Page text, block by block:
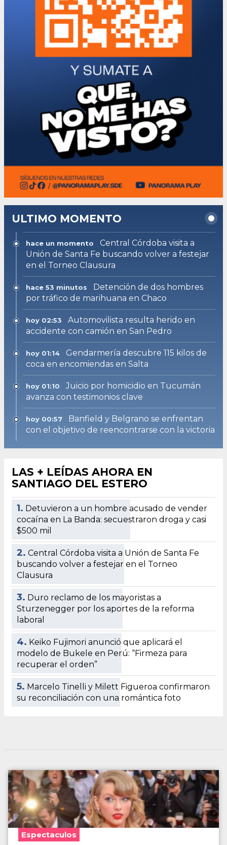
ULTIMO MOMENTO
hace un momento
Central Córdoba visita a
Unión de Santa Fe buscando volver a festejar
en el Torneo Clausura
hace 53 minutos
Detención de dos hombres
por tráfico de marihuana en Chaco
hoy 02:53
Automovilista resulta herido en
accidente con camión en San Pedro
hoy 01:14
Gendarmería descubre 115 kilos de
coca en encomiendas en Salta
hoy 01:10
Juicio por homicidio en Tucumán
avanza con testimonios clave
hoy 00:57
Banfield y Belgrano se enfrentan
con el objetivo de reencontrarse con la victoria
LAS + LEÍDAS AHORA EN
SANTIAGO DEL ESTERO
1. Detuvieron a un hombre acusado de vender
cocaína en La Banda: secuestraron droga y casi
$500 mil
2. Central Córdoba visita a Unión de Santa Fe
buscando volver a festejar en el Torneo
Clausura
3. Duro reclamo de los mayoristas a
Sturzenegger por los aportes de la reforma
laboral
4. Keiko Fujimori anunció que aplicará el
modelo de Bukele en Perú: “Firmeza para
recuperar el orden”
5. Marcelo Tinelli y Milett Figueroa confirmaron
su reconciliación con una romántica foto
Espectaculos